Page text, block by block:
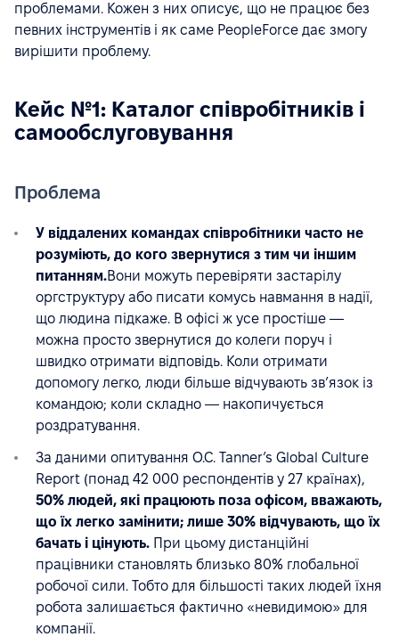
проблемами. Кожен з них описує, що не працює без
певних інструментів і як саме PeopleForce дає змогу
вирішити проблему.
Кейс №1: Каталог співробітників і
самообслуговування
Проблема
У віддалених командах співробітники часто не
розуміють, до кого звернутися з тим чи іншим
питанням.Вони можуть перевіряти застарілу
оргструктуру або писати комусь навмання в надії,
що людина підкаже. В офісі ж усе простіше —
можна просто звернутися до колеги поруч і
швидко отримати відповідь. Коли отримати
допомогу легко, люди більше відчувають зв’язок із
командою; коли складно — накопичується
роздратування.
За даними опитування O.C. Tanner’s Global Culture
Report (понад 42 000 респондентів у 27 країнах),
50% людей, які працюють поза офісом, вважають,
що їх легко замінити; лише 30% відчувають, що їх
бачать і цінують. При цьому дистанційні
працівники становлять близько 80% глобальної
робочої сили. Тобто для більшості таких людей їхня
робота залишається фактично «невидимою» для
компанії.